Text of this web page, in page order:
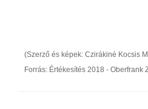
(Szerző és képek: Czirákiné Kocsis
Forrás: Értékesítés 2018 - Oberfrank